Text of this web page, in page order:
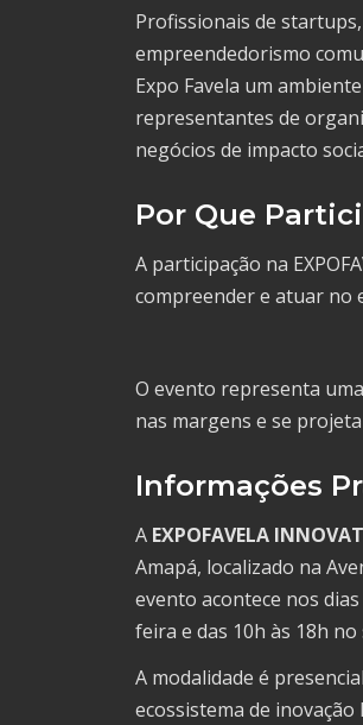
Profissionais de
empreendedorismo
Expo Favela um
representantes de
negócios de impacto
Por Que
A participação na
compreender e atuar no
O evento representa
nas margens e se
Informações
A EXPOFAVELA
Amapá, localizado na
evento acontece nos dias
feira e das 10h às 18h no
A modalidade é
ecossistema de